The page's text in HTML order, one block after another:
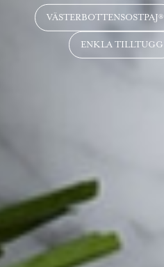
VÄSTERBOTTENSOSTPAJ®
ENKLA TILLTUGG